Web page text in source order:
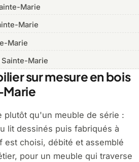
Marie
Marie
Marie
Marie
sur mesure en bois
Marie
plutôt qu'un meuble de série :
lit dessinés puis fabriqués à
est choisi, débité et assemblé
pour un meuble qui traverse